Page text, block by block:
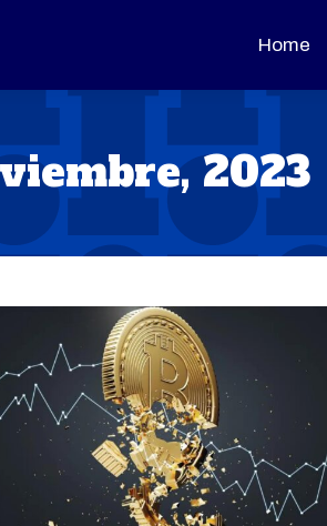
Home
2023
Home